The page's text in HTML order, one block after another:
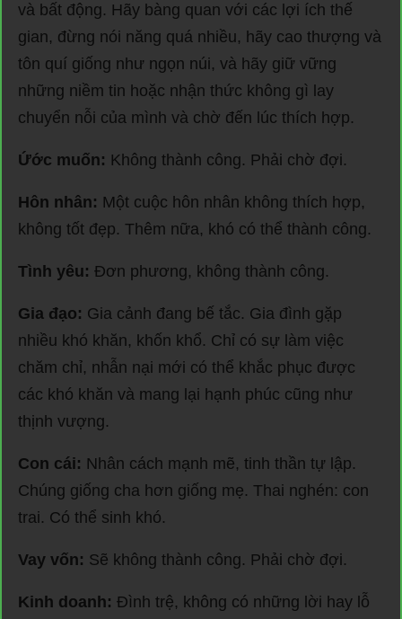
và bất động. Hãy bàng quan với các lợi ích thế
gian, đừng nói năng quá nhiều, hãy cao thượng và
tôn quí giống như ngọn núi, và hãy giữ vững
những niềm tin hoặc nhận thức không gì lay
chuyển nỗi của mình và chờ đến lúc thích hợp.
Ứớc muốn: Không thành công. Phải chờ đợi.
Hôn nhân: Một cuộc hôn nhân không thích hợp,
không tốt đẹp. Thêm nữa, khó có thể thành công.
Tình yêu: Đơn phương, không thành công.
Gia đạo: Gia cảnh đang bế tắc. Gia đình gặp
nhiều khó khăn, khốn khổ. Chỉ có sự làm việc
chăm chỉ, nhẫn nại mới có thể khắc phục được
các khó khăn và mang lại hạnh phúc cũng như
thịnh vượng.
Con cái: Nhân cách mạnh mẽ, tinh thần tự lập.
Chúng giống cha hơn giống mẹ. Thai nghén: con
trai. Có thể sinh khó.
Vay vốn: Sẽ không thành công. Phải chờ đợi.
Kinh doanh: Đình trệ, không có những lời hay lỗ